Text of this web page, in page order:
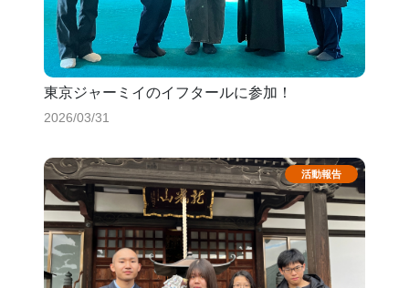
東京ジャーミイのイフタールに参加！
2026/03/31